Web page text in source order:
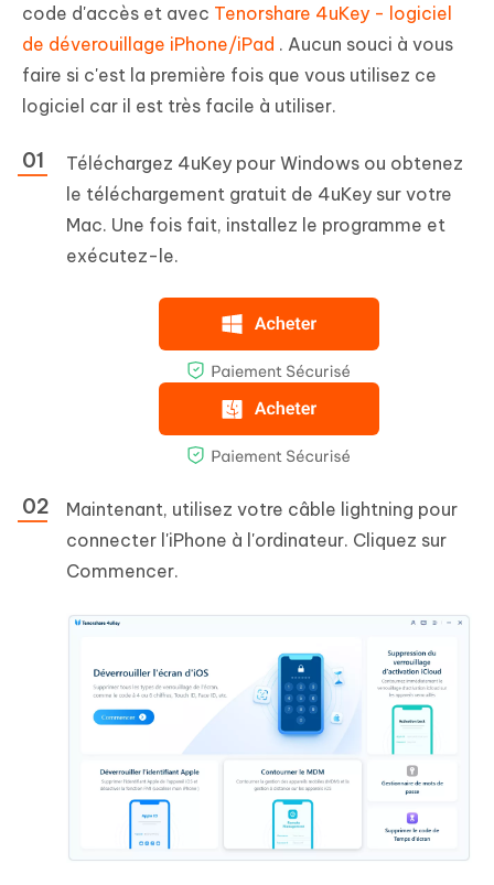
code d'accès et avec Tenorshare 4uKey - logiciel
de déverouillage iPhone/iPad . Aucun souci à vous
faire si c'est la première fois que vous utilisez ce
logiciel car il est très facile à utiliser.
Téléchargez 4uKey pour Windows ou obtenez
le téléchargement gratuit de 4uKey sur votre
Mac. Une fois fait, installez le programme et
exécutez-le.
Maintenant, utilisez votre câble lightning pour
connecter l'iPhone à l'ordinateur. Cliquez sur
Commencer.